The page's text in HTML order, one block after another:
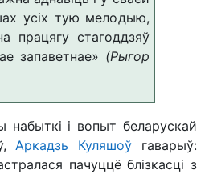
усіх тую мелодыю,
працягу стагоддзяў
запаветнае» (Рыгор
набыткі і вопыт беларускай
Аркадзь Куляшоў гаварыў:
пачуццё блізкасці з